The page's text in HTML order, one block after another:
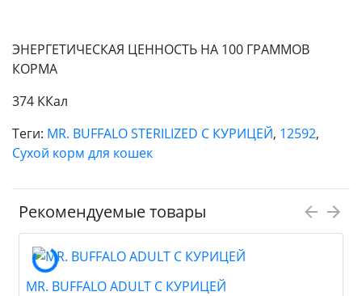
ЭНЕРГЕТИЧЕСКАЯ ЦЕННОСТЬ НА 100 ГРАММОВ
КОРМА
374 ККал
Теги: MR. BUFFALO STERILIZED С КУРИЦЕЙ, 12592,
Сухой корм для кошек
Рекомендуемые товары
MR. BUFFALO ADULT С КУРИЦЕЙ